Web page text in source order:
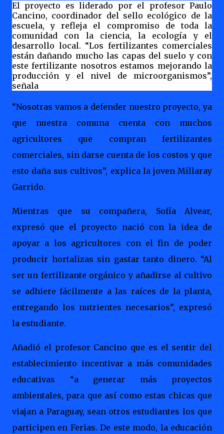
El proyecto es liderado por el profesor Paulo
Cancino, coordinador del sello ecológico de la
escuela, y refleja el compromiso de toda la
comunidad con la ciencia, la ecología y el
desarrollo local. “Los fertilizantes comerciales
están dañando mucho las capas del suelo y con
este fertilizante nosotros estamos mejorando la
producción y el nivel de microorganismos”,
señala
“Nosotras vamos a defender nuestro proyecto, ya
que nuestra comuna cuenta con muchos
agricultores que compran fertilizantes
comerciales, sin darse cuenta de los costos y que
esto daña sus cultivos”, explica la joven Millaray
Garrido.
Mientras que su compañera, Sofía Alvear,
expresó que el proyecto nació con la idea de
apoyar a los agricultores con el fin de poder
producir hortalizas sin gastar tanto dinero. “Al
ser un fertilizante orgánico y añadirse al cultivo
se adhiere fácilmente a las raíces de la planta,
entregando los nutrientes necesarios”, expresó
la estudiante.
Añadió el profesor Cancino que es el sentir del
establecimiento incentivar a más comunidades
educativas “a generar más proyectos
ambientales, para que así como estas chicas que
viajan a Paraguay, sean otros estudiantes los que
participen en Ferias. De este modo, la educación